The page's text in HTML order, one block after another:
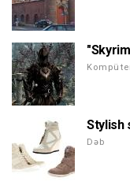
Stylish
Dəb